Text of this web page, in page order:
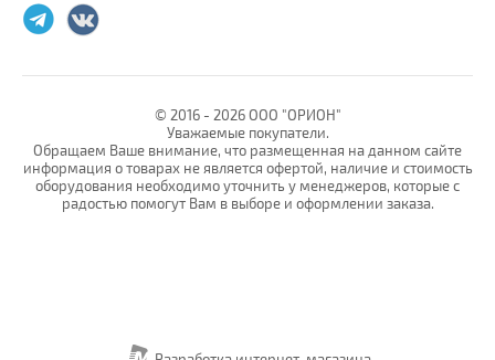
© 2016 - 2026 ООО "ОРИОН"
Уважаемые покупатели.
Обращаем Ваше внимание, что размещенная на данном сайте
информация о товарах не является офертой, наличие и стоимость
оборудования необходимо уточнить у менеджеров, которые с
радостью помогут Вам в выборе и оформлении заказа.